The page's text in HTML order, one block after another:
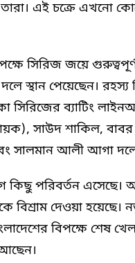
এই চক্রে এখনো
সিরিজ জয়ে
স্থান পেয়েছেন।
সিরিজের ব্যাটিং
সাউদ শাকিল,
সালমান আলী আগা
কিছু পরিবর্তন
বিশ্রাম দেওয়া
বিপক্ষে শেষ